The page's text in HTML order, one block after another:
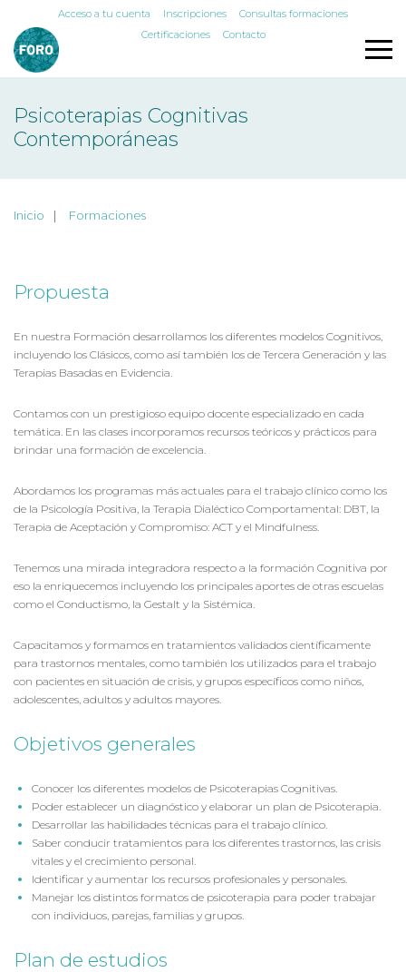
Acceso a tu cuenta Inscripciones
Consultas formaciones
Certificaciones
Contacto
Psicoterapias Cognitivas
Contemporáneas
Inicio Formaciones
Propuesta
En nuestra Formación desarrollamos los diferentes modelos Cognitivos,
incluyendo los Clásicos, como así también los de Tercera Generación y las
Terapias Basadas en Evidencia.
Contamos con un prestigioso equipo docente especializado en cada
temática. En las clases incorporamos recursos teóricos y prácticos para
brindar una formación de excelencia.
Abordamos los programas más actuales para el trabajo clínico como los
de la Psicología Positiva, la Terapia Dialéctico Comportamental: DBT, la
Terapia de Aceptación y Compromiso: ACT y el Mindfulness.
Tenemos una mirada integradora respecto a la formación Cognitiva por
eso la enriquecemos incluyendo los principales aportes de otras escuelas
como el Conductismo, la Gestalt y la Sistémica.
Capacitamos y formamos en tratamientos validados científicamente
para trastornos mentales, como también los utilizados para el trabajo
con pacientes en situación de crisis, y grupos específicos como niños,
adolescentes, adultos y adultos mayores.
Objetivos generales
Conocer los diferentes modelos de Psicoterapias Cognitivas.
Poder establecer un diagnóstico y elaborar un plan de Psicoterapia.
Desarrollar las habilidades técnicas para el trabajo clínico.
Saber conducir tratamientos para los diferentes trastornos, las crisis
vitales y el crecimiento personal.
Identificar y aumentar los recursos profesionales y personales.
Manejar los distintos formatos de psicoterapia para poder trabajar
con individuos, parejas, familias y grupos.
Plan de estudios